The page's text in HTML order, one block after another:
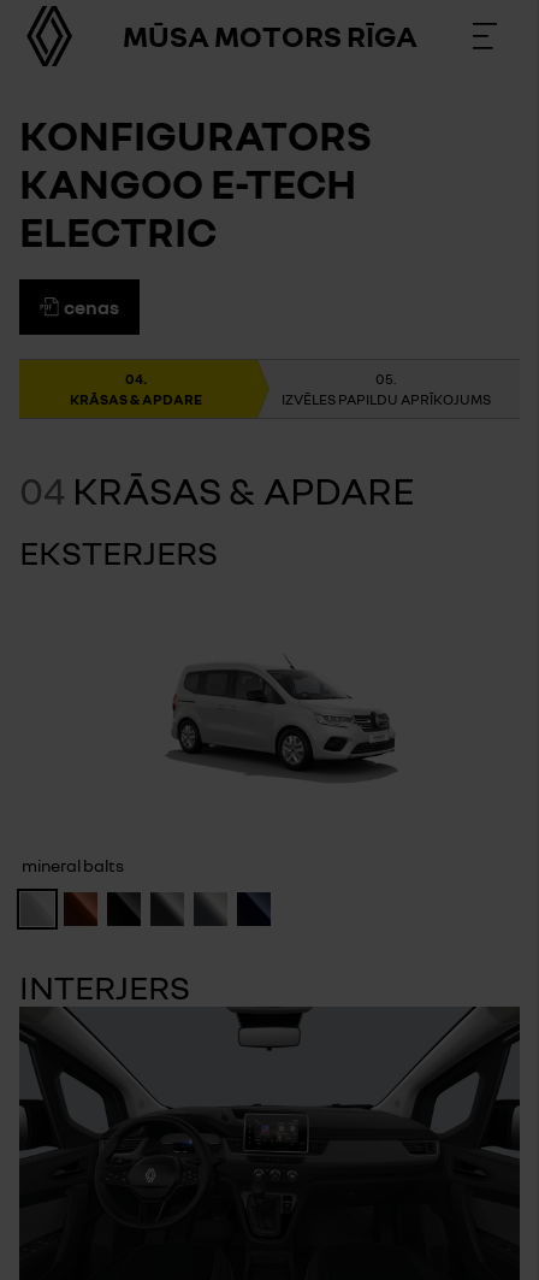
MŪSA MOTORS RĪGA
KONFIGURATORS
KANGOO E-TECH
ELECTRIC
cenas
KRĀSAS & APDARE IZVĒLES PAPILDU APRĪKOJUMS
04 KRĀSAS & APDARE
EKSTERJERS
mineral balts
INTERJERS